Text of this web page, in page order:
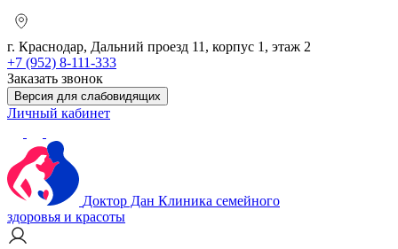
г. Краснодар, Дальний проезд 11, корпус 1, этаж 2
+7 (952) 8-111-333
Заказать звонок
Версия для слабовидящих
Личный кабинет
Доктор Дан Клиника семейного
здоровья и красоты